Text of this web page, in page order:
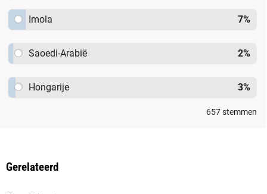
Imola 7%
Saoedi-Arabië 2%
Hongarije 3%
657stemmen
Gerelateerd